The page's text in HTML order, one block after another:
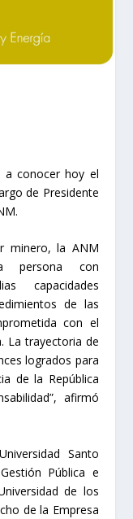
a conocer hoy el
de Presidente
minero, la ANM
persona con
capacidades
de las
con el
La trayectoria de
logrados para
de la República
afirmó
Santo
Pública e
de los
de la Empresa